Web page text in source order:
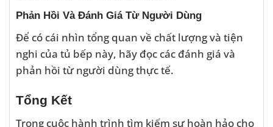
Phản Hồi Và Đánh Giá Từ Người Dùng
Để có cái nhìn tổng quan về chất lượng và tiện
nghi của tủ bếp này, hãy đọc các đánh giá và
phản hồi từ người dùng thực tế.
Tổng Kết
Trong cuộc hành trình tìm kiếm sự hoàn hảo cho